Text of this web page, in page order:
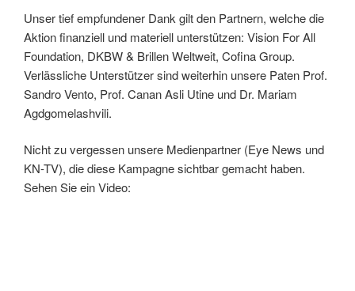
Unser tief empfundener Dank gilt den Partnern, welche die
Aktion finanziell und materiell unterstützen: Vision For All
Foundation, DKBW & Brillen Weltweit, Cofina Group.
Verlässliche Unterstützer sind weiterhin unsere Paten Prof.
Sandro Vento, Prof. Canan Asli Utine und Dr. Mariam
Agdgomelashvili.
Nicht zu vergessen unsere Medienpartner (Eye News und
KN-TV), die diese Kampagne sichtbar gemacht haben.
Sehen Sie ein Video: